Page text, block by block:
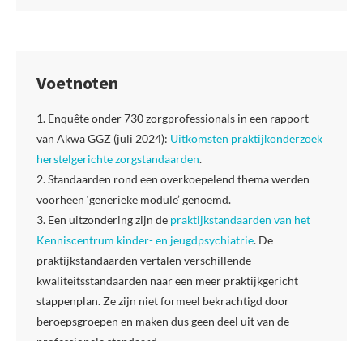
Voetnoten
1. Enquête onder 730 zorgprofessionals in een rapport
van Akwa GGZ (juli 2024): Uitkomsten praktijkonderzoek
herstelgerichte zorgstandaarden.
2. Standaarden rond een overkoepelend thema werden
voorheen ‘generieke module’ genoemd.
3. Een uitzondering zijn de praktijkstandaarden van het
Kenniscentrum kinder- en jeugdpsychiatrie. De
praktijkstandaarden vertalen verschillende
kwaliteitsstandaarden naar een meer praktijkgericht
stappenplan. Ze zijn niet formeel bekrachtigd door
beroepsgroepen en maken dus geen deel uit van de